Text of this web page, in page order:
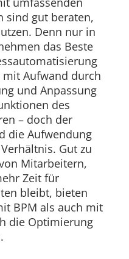
sind gut beraten,
Denn nur in
das Beste
Aufwand durch
und Anpassung
des
– doch der
die Aufwendung
Gut zu
Mitarbeitern,
Zeit für
bleibt, bieten
BPM als auch mit
die Optimierung